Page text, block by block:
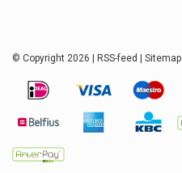
© Copyright 2026 | RSS-feed Sitemap